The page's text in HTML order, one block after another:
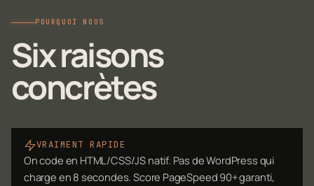
POURQUOI NOUS
Six raisons
concrètes
VRAIMENT RAPIDE
On code en HTML/CSS/JS natif. Pas de WordPress qui
charge en 8 secondes. Score PageSpeed 90+ garanti,